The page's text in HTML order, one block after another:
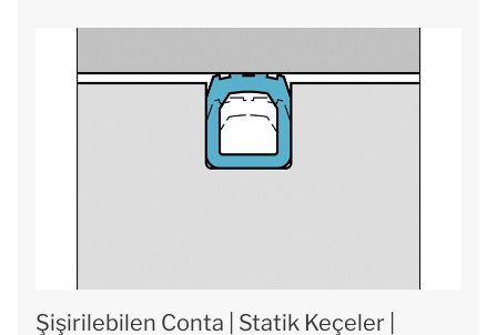
Şişirilebilen Conta | Statik Keçeler |